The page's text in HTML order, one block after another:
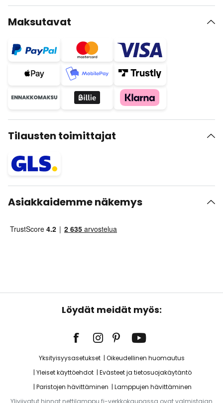
Maksutavat
Tilausten toimittajat
Asiakkaidemme näkemys
Löydät meidät myös:
Yksityisyysasetukset
Oikeudellinen huomautus
Yleiset käyttöehdot
Evästeet ja tietosuojakäytäntö
Paristojen hävittäminen
Lamppujen hävittäminen
Yliviivatut hinnat nettilamppu.fi-verkkokaupassa ovat valmistajan